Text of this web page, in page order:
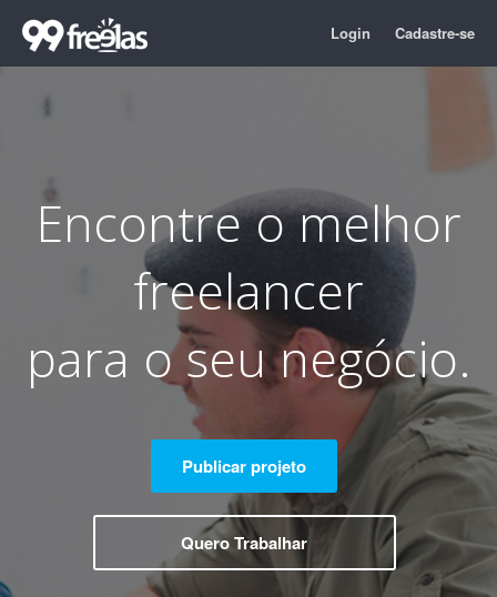
Login Cadastre-se
Encontre o melhor
freelancer
para o seu negócio.
Publicar projeto
Quero Trabalhar